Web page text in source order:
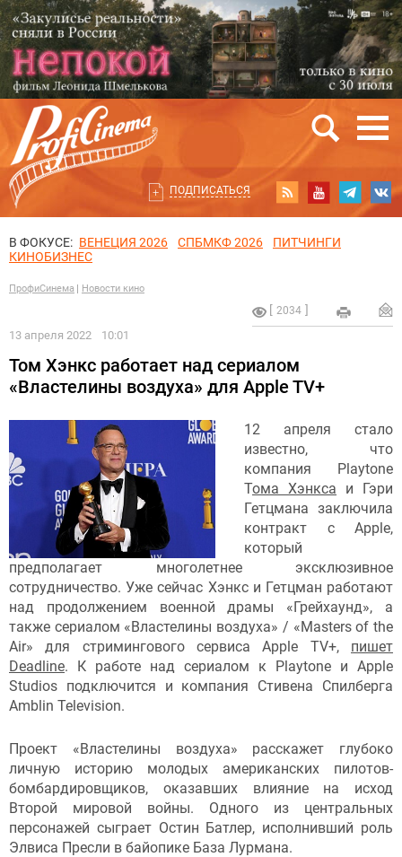
ПОДПИСАТЬСЯ
В ФОКУСЕ: ВЕНЕЦИЯ 2026 СПБМКФ 2026
ПИТЧИНГИ
КИНОБИЗНЕС
ПрофиСинема Новости кино
2034
13 апреля 2022 10:01
Том Хэнкс работает над сериалом
«Властелины воздуха» для Apple TV+
12 апреля стало
известно, что
компания Playtone
Тома Хэнкса и Гэри
Гетцмана заключила
контракт с Apple,
который
предполагает многолетнее эксклюзивное
сотрудничество. Уже сейчас Хэнкс и Гетцман работают
над продолжением военной драмы «Грейхаунд», а
также сериалом «Властелины воздуха» / «Masters of the
Air» для стримингового сервиса Apple TV+, пишет
Deadline. К работе над сериалом к Playtone и Apple
Studios подключится и компания Стивена Спилберга
Amblin Television.
Проект «Властелины воздуха» расскажет глубоко
личную историю молодых американских пилотов-
бомбардировщиков, оказавших влияние на исход
Второй мировой войны. Одного из центральных
персонажей сыграет Остин Батлер, исполнивший роль
Элвиса Пресли в байопике База Лурмана.